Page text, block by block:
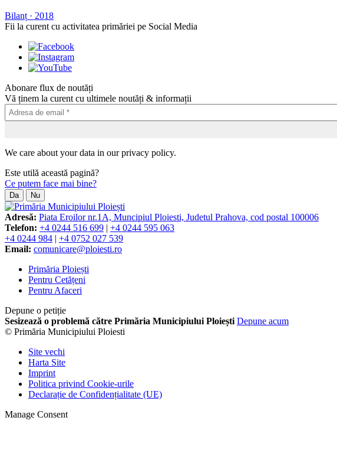
Bilanț · 2018
Fii la curent cu activitatea primăriei pe Social Media
Abonare flux de noutăți
Vă ținem la curent cu ultimele noutăți & informații
We care about your data in our privacy policy.
Este utilă această pagină?
Ce putem face mai bine?
Da Nu
Adresă: Piata Eroilor nr.1A, Muncipiul Ploiesti, Judetul Prahova, cod postal 100006
Telefon: +4 0244 516 699 | +4 0244 595 063
+4 0244 984 | +4 0752 027 539
Email: comunicare@ploiesti.ro
Primăria Ploiești
Pentru Cetățeni
Pentru Afaceri
Depune o petiție
Sesizează o problemă către Primăria Municipiului Ploiești Depune acum
© Primăria Municipiului Ploiesti
Site vechi
Harta Site
Imprint
Politica privind Cookie-urile
Declarație de Confidențialitate (UE)
Manage Consent